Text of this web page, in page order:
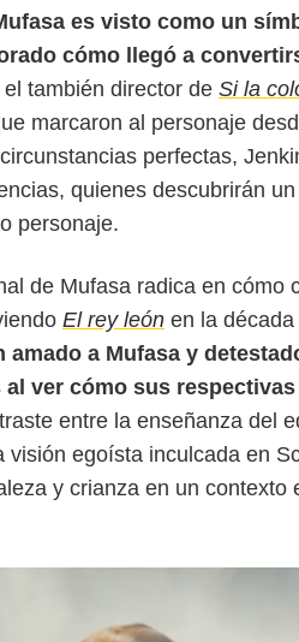
es visto como un
cómo llegó a
también director de Si la
marcaron al personaje
perfectas,
quienes descubrirán
personaje.
de Mufasa radica en cómo
El rey león en la
a Mufasa y
ver cómo sus
entre la enseñanza del
egoísta inculcada en
y crianza en un contexto
Walt Disney Pictures